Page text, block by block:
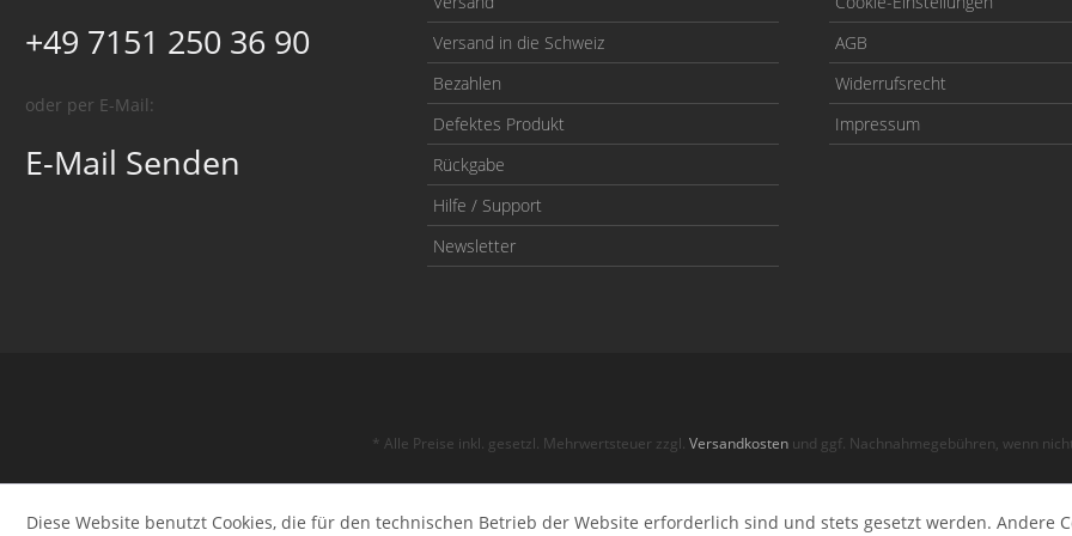
+49 7151 250 36 90
oder per E-Mail:
E-Mail Senden
Versand in die Schweiz
Bezahlen
Defektes Produkt
Rückgabe
Hilfe / Support
Newsletter
AGB
Widerrufsrecht
Impressum
* Alle Preise inkl. gesetzl. Mehrwertsteuer zzgl. Versandkostenund ggf. Nachnahmegebühren, wenn
Diese Website benutzt Cookies, die für den technischen Betrieb der Website erforderlich sind und stets gesetzt werden. Andere